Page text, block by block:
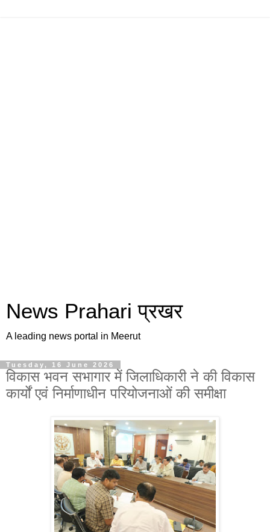
News Prahari प्रखर
A leading news portal in Meerut
Tuesday, 16 June 2026
विकास भवन सभागार में जिलाधिकारी ने की विकास
कार्यों एवं निर्माणाधीन परियोजनाओं की समीक्षा